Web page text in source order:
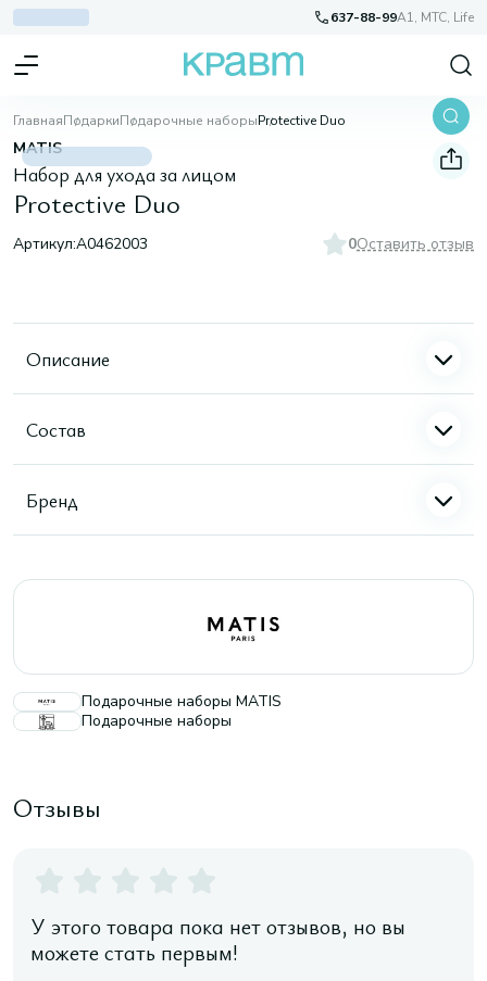
637-88-99A1, МТС, Life
ГлавнаяПодаркиПодарочные наборыProtective Duo
MATIS
Набор для ухода за лицом
Protective Duo
Артикул:A0462003 0Оставить отзыв
Описание
Состав
Бренд
Подарочные наборы MATIS
Подарочные наборы
Отзывы
У этого товара пока нет отзывов, но вы
можете стать первым!